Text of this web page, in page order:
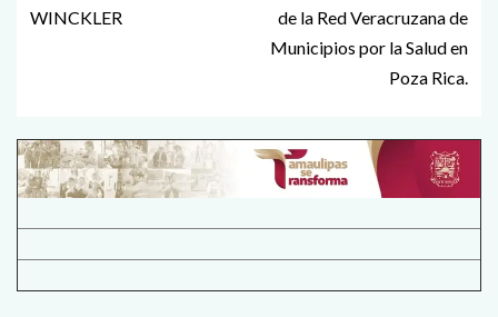
WINCKLER
de la Red Veracruzana de
Municipios por la Salud en
Poza Rica.